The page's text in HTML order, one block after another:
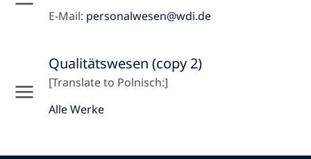
E-Mail: personalwesen@wdi.de
Qualitätswesen (copy 2)
[Translate to Polnisch:]
Alle Werke